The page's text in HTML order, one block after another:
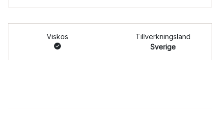
Viskos
Tillverkningsland
Sverige